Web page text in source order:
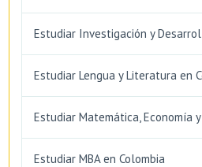
Estudiar Investigación y
Estudiar Lengua y Literatura en
Estudiar Matemática, Economía
Estudiar MBA en Colombia